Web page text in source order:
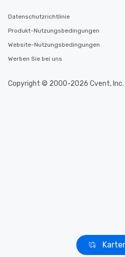
Datenschutzrichtlinie
Produkt-Nutzungsbedingungen
Website-Nutzungsbedingungen
Werben Sie bei uns
Copyright © 2000-2026 Cvent, Inc.